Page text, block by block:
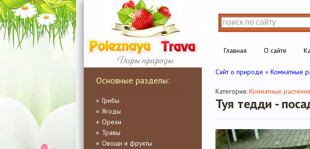
Главная О сайте
Основные разделы:
Грибы
Ягоды
Орехи
Травы
Овощи и фрукты
Сайт о природе » Комнатные
Категория: Комнатные
Туя тедди -